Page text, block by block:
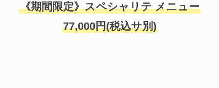
《期間限定》スペシャリテ メニュー
77,000円(税込サ別)